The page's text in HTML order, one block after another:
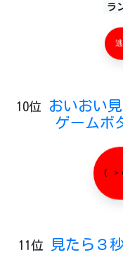
ラ
10位
おいおい
ゲームボ
( ＞
11位 見たら３